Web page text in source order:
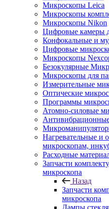
Микроскопы Leica
Микроскопы
Микроскопы Nikon
Цифровые камеры
Конфокальные и
Цифровые
Микроскопы
Безокулярные
Микроскопы для
Измерительные
Оптические
Программы
Атомно-силовые
Нагревательные и
микроскопам,
Расходные
Запчасти
микроскопа
Назад
Запчасти
микроскопа
Лампы